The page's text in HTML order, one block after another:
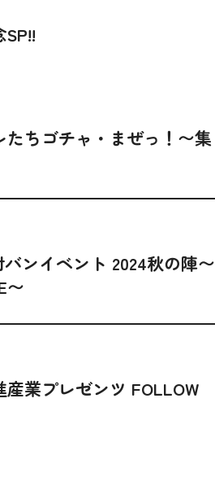
たちゴチャ・まぜっ！〜集
ンイベント 2024秋の陣〜
〜
業プレゼンツ FOLLOW